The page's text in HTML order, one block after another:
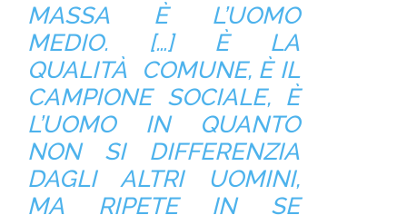
MASSA È L’UOMO
MEDIO. […] È LA
QUALITÀ COMUNE, È IL
CAMPIONE SOCIALE, È
L’UOMO IN QUANTO
NON SI DIFFERENZIA
DAGLI ALTRI UOMINI,
MA RIPETE IN SE